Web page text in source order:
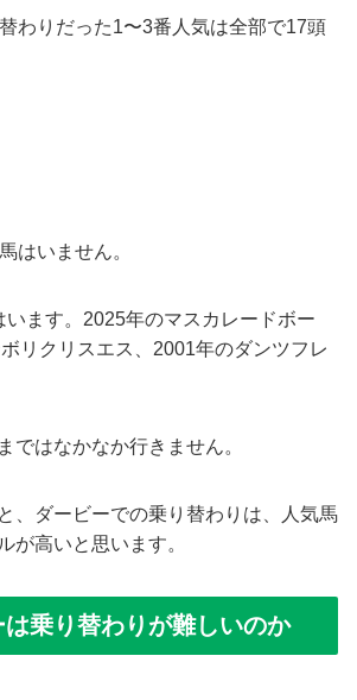
わりだった1〜3番人気は全部で17頭
はいません。
ます。2025年のマスカレードボー
リクリスエス、2001年のダンツフレ
ではなかなか行きません。
、ダービーでの乗り替わりは、人気馬
が高いと思います。
乗り替わりが難しいのか